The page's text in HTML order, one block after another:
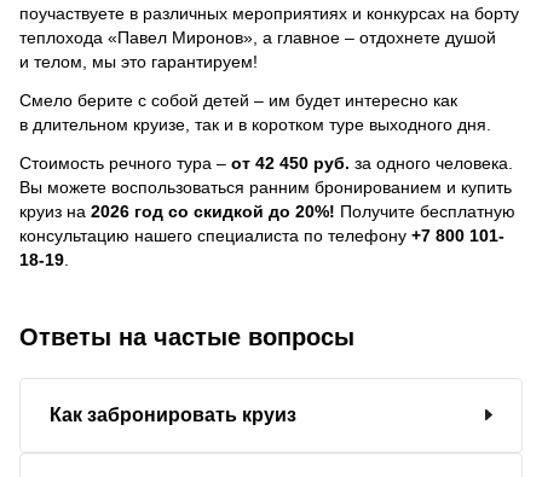
поучаствуете в различных мероприятиях и конкурсах на борту
теплохода «Павел Миронов», а главное – отдохнете душой
и телом, мы это гарантируем!
Смело берите с собой детей – им будет интересно как
в длительном круизе, так и в коротком туре выходного дня.
Стоимость речного тура – от 42 450 руб. за одного человека.
Вы можете воспользоваться ранним бронированием и купить
круиз на 2026 год со скидкой до 20%! Получите бесплатную
консультацию нашего специалиста по телефону +7 800 101-
18-19
Ответы на частые вопросы
Как забронировать круиз